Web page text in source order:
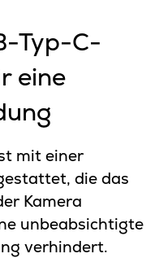
Typ-C-
eine
mit einer
die das
Kamera
unbeabsichtigte
verhindert.